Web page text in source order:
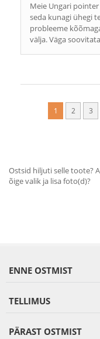
Meie Ungari
seda kunagi ühegi
probleeme
välja. Väga
1 2 3
Ostsid hiljuti selle toote?
õige valik ja lisa foto(d)?
ENNE OSTMIST
TELLIMUS
PÄRAST OSTMIST